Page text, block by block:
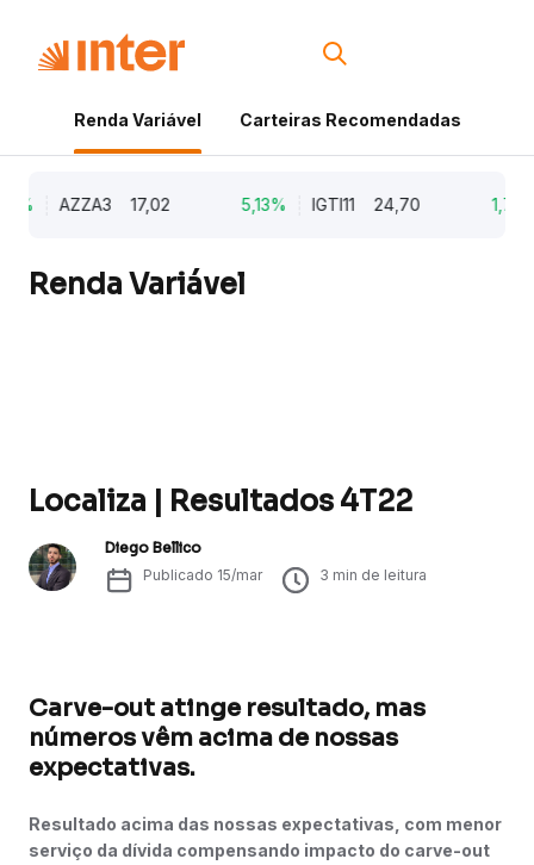
Renda Variável Carteiras Recomendadas
AZZA3 17,02 5,13% IGTI11 24,70 1,77%
Renda Variável
Localiza | Resultados 4T22
Diego Bellico
Publicado 15/mar 3 min de leitura
Carve-out atinge resultado, mas
números vêm acima de nossas
expectativas.
Resultado acima das nossas expectativas, com menor
serviço da dívida compensando impacto do carve-out